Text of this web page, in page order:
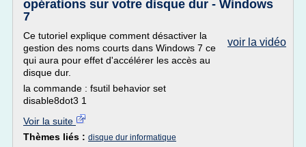
opérations sur votre disque dur - Windows
7
voir la vidéo
Ce tutoriel explique comment désactiver la
gestion des noms courts dans Windows 7 ce
qui aura pour effet d'accélérer les accès au
disque dur.
la commande : fsutil behavior set
disable8dot3 1
Voir la suite
Thèmes liés : disque dur informatique